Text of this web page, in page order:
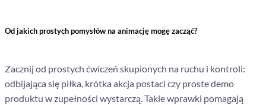
Od jakich prostych pomysłów na animację mogę zacząć?
Zacznij od prostych ćwiczeń skupionych na ruchu i kontroli:
odbijająca się piłka, krótka akcja postaci czy proste demo
produktu w zupełności wystarczą. Takie wprawki pomagają